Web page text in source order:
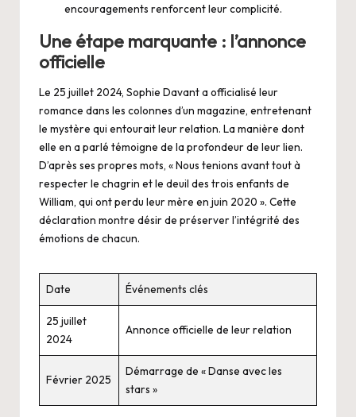
encouragements renforcent leur complicité.
Une étape marquante : l’annonce
officielle
Le 25 juillet 2024, Sophie Davant a officialisé leur
romance dans les colonnes d’un magazine, entretenant
le mystère qui entourait leur relation. La manière dont
elle en a parlé témoigne de la profondeur de leur lien.
D’après ses propres mots, « Nous tenions avant tout à
respecter le chagrin et le deuil des trois enfants de
William, qui ont perdu leur mère en juin 2020 ». Cette
déclaration montre désir de préserver l’intégrité des
émotions de chacun.
Date Événements clés
25 juillet
2024
Annonce officielle de leur relation
Février 2025
Démarrage de « Danse avec les
stars »